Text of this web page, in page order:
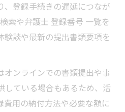
登録手続きの遅延につなが
索や弁護士 登録番号 一覧を
談や最新の提出書類要項を
オンラインでの書類提出や事
している場合もあるため、活
用の納付方法や必要な額に